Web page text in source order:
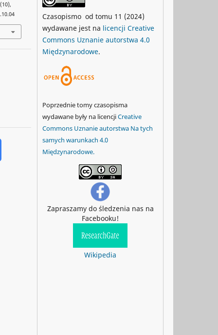
Czasopismo od tomu 11 (2024)
wydawane jest na licencji Creative
Commons Uznanie autorstwa 4.0
Międzynarodowe.
Poprzednie tomy czasopisma
wydawane były na licencjiCreative
Commons Uznanie autorstwa Na tych
samych warunkach 4.0
Międzynarodowe.
Zapraszamy do śledzenia nas na
Facebooku!
Wikipedia